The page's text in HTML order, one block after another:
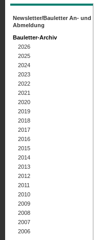
Newsletter/Bauletter An- und
Abmeldung
Bauletter-Archiv
2026
2025
2024
2023
2022
2021
2020
2019
2018
2017
2016
2015
2014
2013
2012
2011
2010
2009
2008
2007
2006